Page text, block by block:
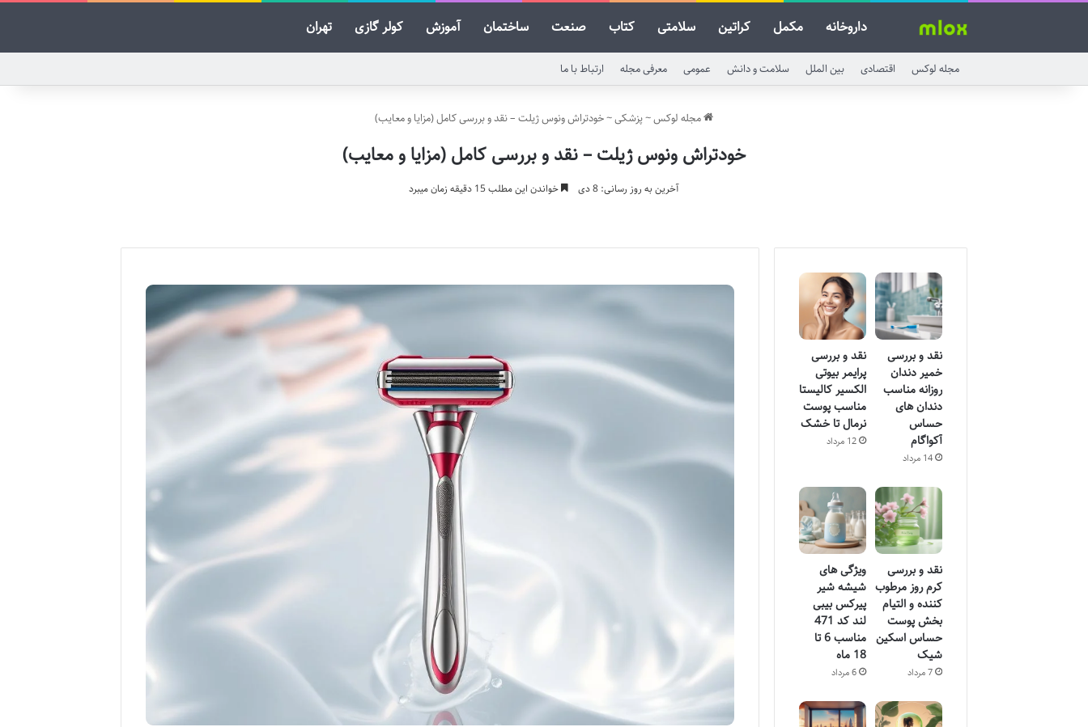
داروخانه مکمل کراتین سلامتی کتاب صنعت ساختمان آموزش کولر گازی تهران
مجله لوکس اقتصادی بین الملل سلامت و دانش عمومی معرفی مجله ارتباط با ما
مجله لوکس~پزشکی~خودتراش ونوس ژیلت – نقد و بررسی کامل (مزایا و معایب)
خودتراش ونوس ژیلت – نقد و بررسی کامل (مزایا و معایب)
آخرین به روز رسانی: 8 دی خواندن این مطلب 15 دقیقه زمان میبرد
نقد و بررسی
خمیر دندان
روزانه مناسب
دندان های
حساس
آکواگام
14 مرداد
نقد و بررسی
پرایمر بیوتی
الکسیر کالیستا
مناسب پوست
نرمال تا خشک
12 مرداد
نقد و بررسی
کرم روز مرطوب
کننده و التیام
بخش پوست
حساس اسکین
شیک
7 مرداد
ویژگی های
شیشه شیر
پیرکس بیبی
لند کد 471
مناسب 6 تا
18 ماه
6 مرداد